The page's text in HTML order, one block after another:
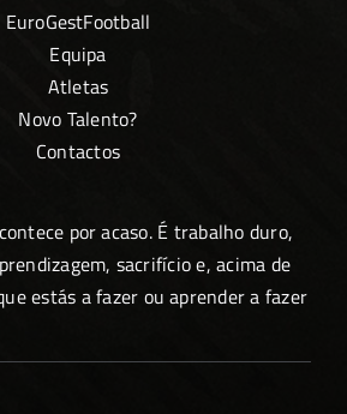
EuroGestFootball
Equipa
Atletas
Novo Talento?
Contactos
por acaso. É trabalho duro,
sacrifício e, acima de
estás a fazer ou aprender a fazer